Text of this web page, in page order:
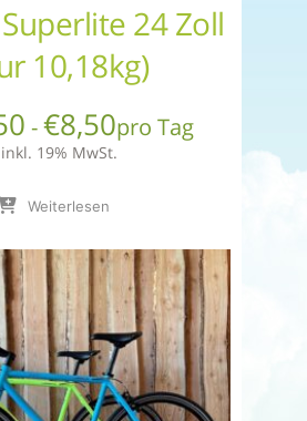
24 Zoll
10,18kg)
-€8,50pro Tag
inkl. 19% MwSt.
Weiterlesen